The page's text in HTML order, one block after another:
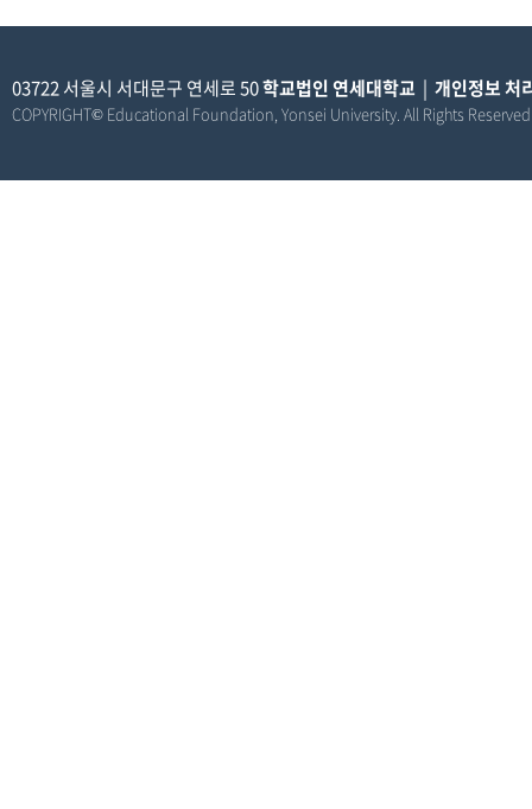
03722 서울시 서대문구 연세로 50학교법인 연세대학교 | 개인정보 처
COPYRIGHT© Educational Foundation, Yonsei University. All Rights